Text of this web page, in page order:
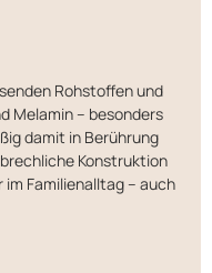
Rohstoffen und
Melamin – besonders
damit in Berührung
Konstruktion
Familienalltag – auch